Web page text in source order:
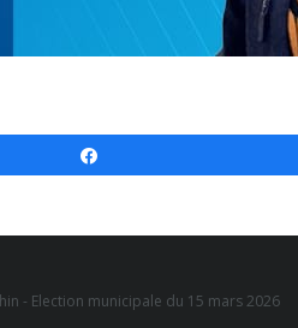
- Election municipale du 15 mars 2026